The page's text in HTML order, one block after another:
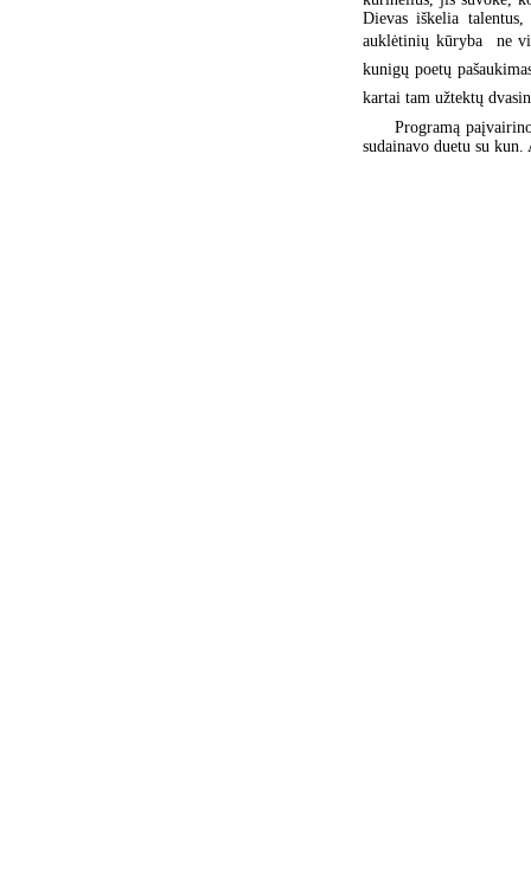
Dievas iškelia
auklėtinių kūryba  ne
kunigų poetų
kartai tam užtektų
Programą
sudainavo duetu su